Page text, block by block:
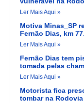
Ler Mais Aqui »
Motiva Minas_SP
Fernão Dias, km 77.
Ler Mais Aqui »
Fernão Dias tem
tomada pelas
Ler Mais Aqui »
Motorista fica
tombar na